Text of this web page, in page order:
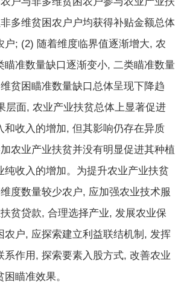
多维贫困农户户均获得补贴金额总体
户; (2) 随着维度临界值逐渐增大, 农
瞄准数量缺口逐渐变小, 二类瞄准数量
贫困瞄准数量缺口总体呈现下降趋
层面, 农业产业扶贫总体上显著促进
和收入的增加, 但其影响仍存在异质
农业产业扶贫并没有明显促进其种植
纯收入的增加。为提升农业产业扶贫
度数量较少农户, 应加强农业技术服
贫贷款, 合理选择产业, 发展农业保
农户, 应探索建立利益联结机制, 发挥
系作用, 探索要素入股方式, 改善农业
瞄准效果。